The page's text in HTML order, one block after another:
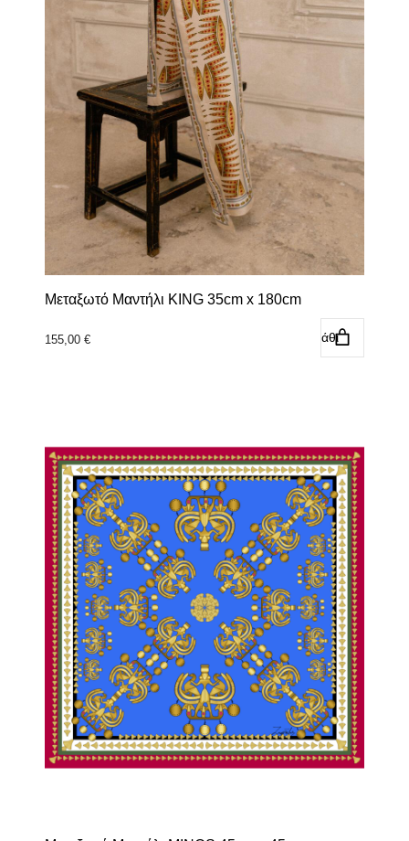
Μεταξωτό Μαντήλι KING 35cm x 180cm
155,00 € Προσθήκη στο καλάθι